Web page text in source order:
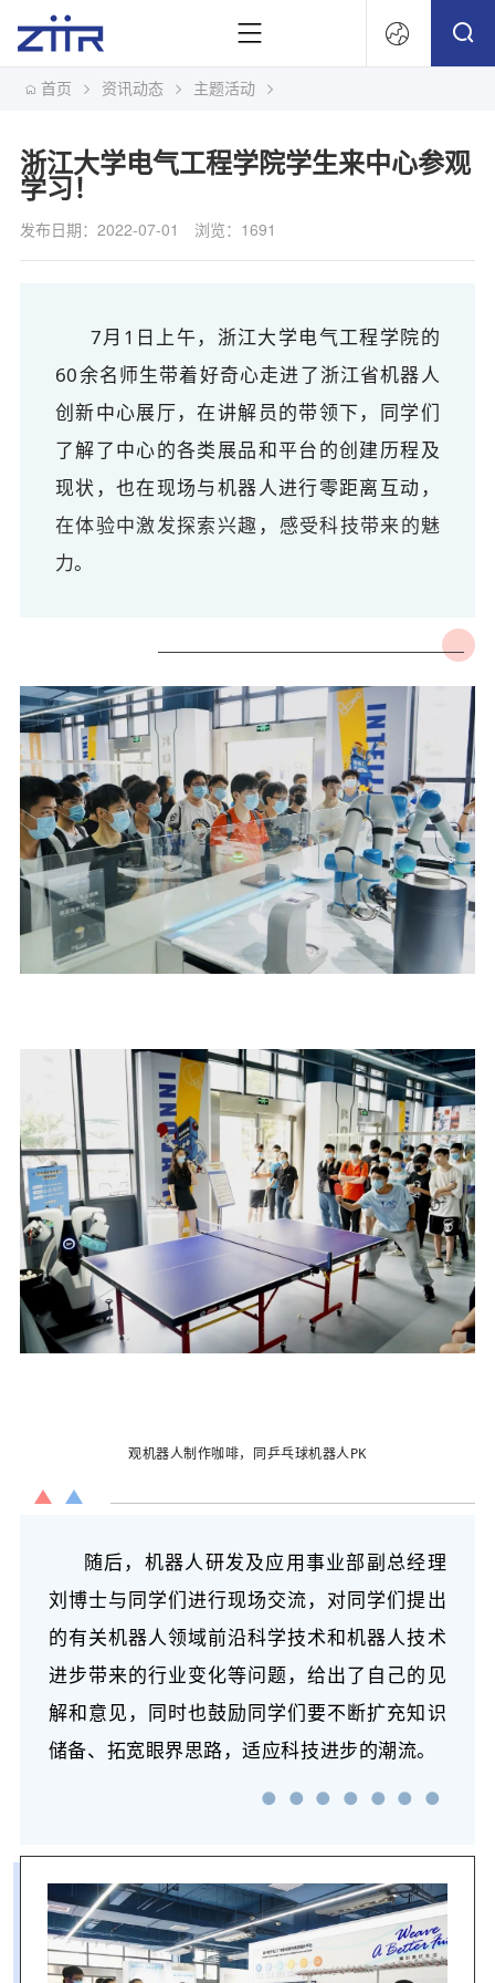
首页 资讯动态 主题活动
浙江大学电气工程学院学生来中心参观
学习！
发布日期：2022-07-01 浏览：1691
7月1日上午，浙江大学电气工程学院的
60余名师生带着好奇心走进了浙江省机器人
创新中心展厅，在讲解员的带领下，同学们
了解了中心的各类展品和平台的创建历程及
现状，也在现场与机器人进行零距离互动，
在体验中激发探索兴趣 ，
感受科技带来的魅
力。
观机器人制作咖啡，同乒乓球机器人PK
随后，机器人研发及应用事业部副总经理
刘博士与同学们进行现场交流，对同学们提出
的有关机器人领域前沿科学技术和机器人技术
进步带来的行业变化等问题，给出了自己的见
解和意见，同时也鼓励同学们要不断扩充知识
储备、拓宽眼界思路，适应科技进步的潮流。
● ● ● ● ● ● ●